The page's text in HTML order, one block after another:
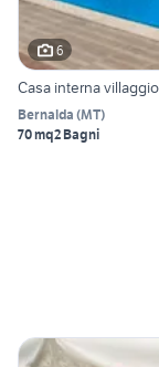
6
Casa interna
Bernalda (MT)
70 mq2 Bagni